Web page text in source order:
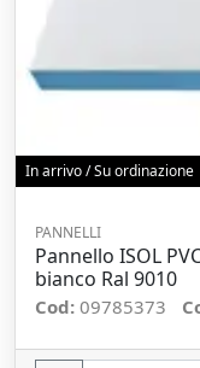
In arrivo / Su ordinazione
PANNELLI
Pannello ISOL
bianco Ral 9010
Cod: 09785373